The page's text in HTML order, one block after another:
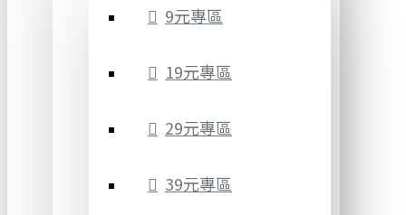
9元專區
19元專區
29元專區
39元專區